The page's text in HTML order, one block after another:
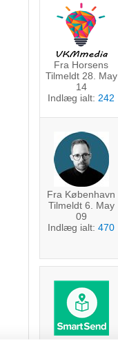
Fra Horsens
Tilmeldt 28. May
14
Indlæg ialt: 242
Fra København
Tilmeldt 6. May
09
Indlæg ialt: 470